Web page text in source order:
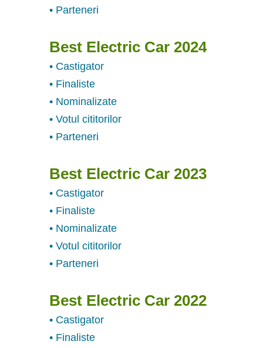
• Parteneri
Best Electric Car 2024
• Castigator
• Finaliste
• Nominalizate
• Votul cititorilor
• Parteneri
Best Electric Car 2023
• Castigator
• Finaliste
• Nominalizate
• Votul cititorilor
• Parteneri
Best Electric Car 2022
• Castigator
• Finaliste